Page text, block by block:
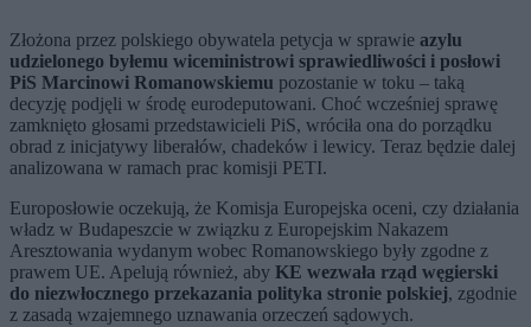
Złożona przez polskiego obywatela petycja w sprawie azylu
udzielonego byłemu wiceministrowi sprawiedliwości i posłowi
PiS Marcinowi Romanowskiemu pozostanie w toku – taką
decyzję podjęli w środę eurodeputowani. Choć wcześniej sprawę
zamknięto głosami przedstawicieli PiS, wróciła ona do porządku
obrad z inicjatywy liberałów, chadeków i lewicy. Teraz będzie dalej
analizowana w ramach prac komisji PETI.
Europosłowie oczekują, że Komisja Europejska oceni, czy działania
władz w Budapeszcie w związku z Europejskim Nakazem
Aresztowania wydanym wobec Romanowskiego były zgodne z
prawem UE. Apelują również, aby KE wezwała rząd węgierski
do niezwłocznego przekazania polityka stronie polskiej, zgodnie
z zasadą wzajemnego uznawania orzeczeń sądowych.